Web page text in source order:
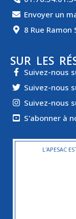
Envoyer un
8 Rue
SUR LES
Suivez-nous
Suivez-nous
Suivez-nous
S'abonner à
L'APESAC